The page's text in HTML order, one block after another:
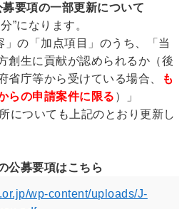
要項の一部更新について
”になります。
」の「加点項目」のうち、「当
創生に貢献が認められるか（後
省庁等から受けている場合、
も
らの申請案件に限る ）」
についても上記のとおり更新し
公募要項はこちら
wp-content/uploads/J-